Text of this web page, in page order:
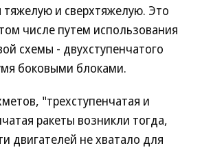
тяжелую и сверхтяжелую. Это
числе путем использования
схемы - двухступенчатого
боковыми блоками.
"трехступенчатая и
ракеты возникли тогда,
двигателей не хватало для